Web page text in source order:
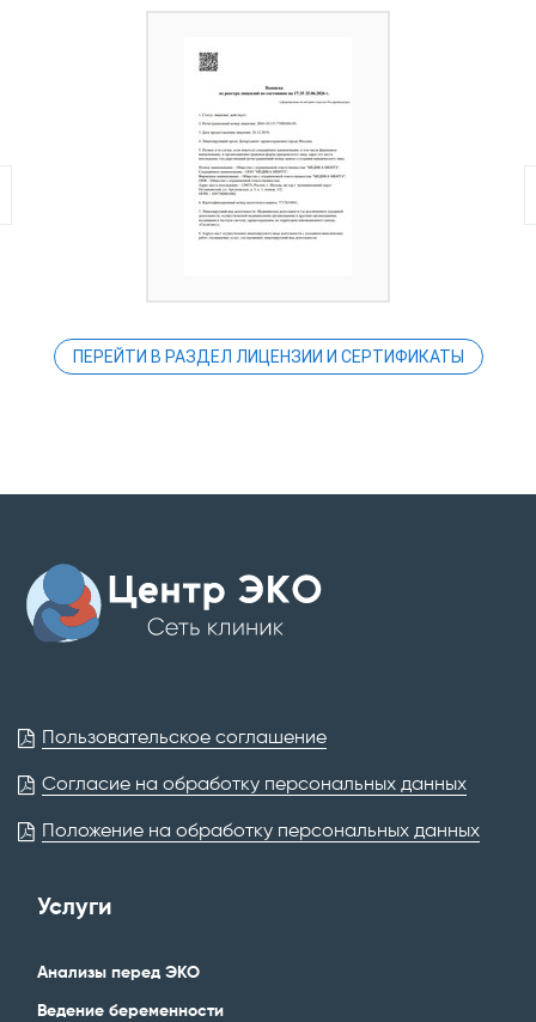
ПЕРЕЙТИ В РАЗДЕЛ ЛИЦЕНЗИИ И СЕРТИФИКАТЫ
Пользовательское соглашение
Согласие на обработку персональных данных
Положение на обработку персональных данных
Услуги
Анализы перед ЭКО
Ведение беременности